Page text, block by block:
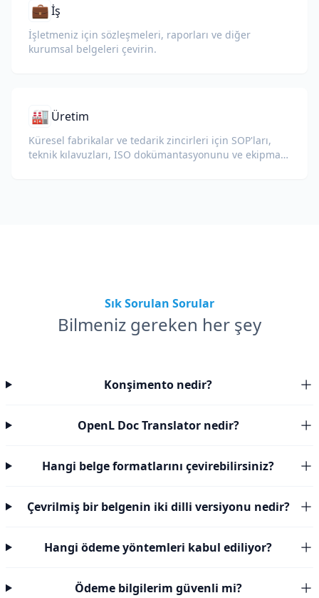
💼İş
İşletmeniz için sözleşmeleri, raporları ve diğer
kurumsal belgeleri çevirin.
🏭 Üretim
Küresel fabrikalar ve tedarik zincirleri için SOP'ları,
teknik kılavuzları, ISO dokümantasyonunu ve ekipman
Sık Sorulan Sorular
Bilmeniz gereken her şey
Konşimento nedir?
OpenL Doc Translator nedir?
Hangi belge formatlarını çevirebilirsiniz?
Çevrilmiş bir belgenin iki dilli versiyonu nedir?
Hangi ödeme yöntemleri kabul ediliyor?
Ödeme bilgilerim güvenli mi?